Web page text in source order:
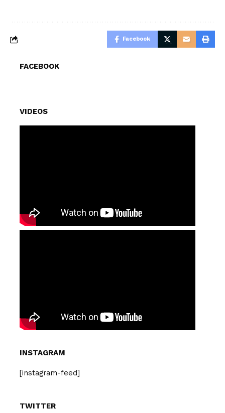
Facebook
FACEBOOK
VIDEOS
INSTAGRAM
[instagram-feed]
TWITTER